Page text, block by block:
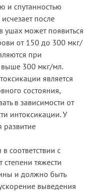
и спутанностью
после
может появиться
от 150 до 300 мкг/
при
выше 300 мкг/мл.
является
состояния,
в зависимости от
интоксикации. У
развитие
соответствии с
степени тяжести
и должно быть
выведения